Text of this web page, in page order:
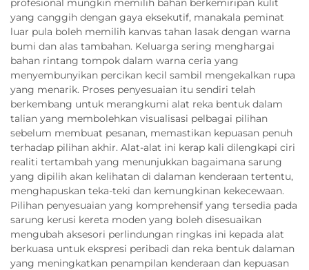
profesional mungkin memilih bahan berkemiripan kulit
yang canggih dengan gaya eksekutif, manakala peminat
luar pula boleh memilih kanvas tahan lasak dengan warna
bumi dan alas tambahan. Keluarga sering menghargai
bahan rintang tompok dalam warna ceria yang
menyembunyikan percikan kecil sambil mengekalkan rupa
yang menarik. Proses penyesuaian itu sendiri telah
berkembang untuk merangkumi alat reka bentuk dalam
talian yang membolehkan visualisasi pelbagai pilihan
sebelum membuat pesanan, memastikan kepuasan penuh
terhadap pilihan akhir. Alat-alat ini kerap kali dilengkapi ciri
realiti tertambah yang menunjukkan bagaimana sarung
yang dipilih akan kelihatan di dalaman kenderaan tertentu,
menghapuskan teka-teki dan kemungkinan kekecewaan.
Pilihan penyesuaian yang komprehensif yang tersedia pada
sarung kerusi kereta moden yang boleh disesuaikan
mengubah aksesori perlindungan ringkas ini kepada alat
berkuasa untuk ekspresi peribadi dan reka bentuk dalaman
yang meningkatkan penampilan kenderaan dan kepuasan